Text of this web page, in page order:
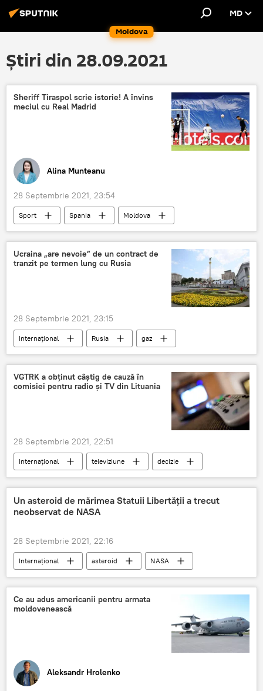
Moldova
MD
Știri din 28.09.2021
Sheriff Tiraspol scrie istorie! A învins
meciul cu Real Madrid
Alina Munteanu
28 Septembrie 2021, 23:54
Sport Spania
Moldova
Meci
fotbal
Ucraina „are nevoie” de un contract de
tranzit pe termen lung cu Rusia
28 Septembrie 2021, 23:15
Internațional Rusia
gaz
Ucraina
VGTRK a obținut câștig de cauză în
comisiei pentru radio și TV din Lituania
28 Septembrie 2021, 22:51
Internațional televiziune
decizie
Lituania
Un asteroid de mărimea Statuii Libertății a trecut
neobservat de NASA
28 Septembrie 2021, 22:16
Internațional asteroid NASA
Ce au adus americanii pentru armata
moldovenească
Aleksandr Hrolenko